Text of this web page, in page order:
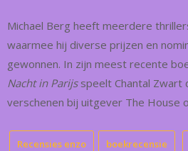
Michael Berg heeft meerdere
waarmee hij diverse prijzen en
gewonnen. In zijn meest recente
Nacht in Parijs speelt Chantal Zwart
verschenen bij uitgever The House
Recensies enzo boekrecensie